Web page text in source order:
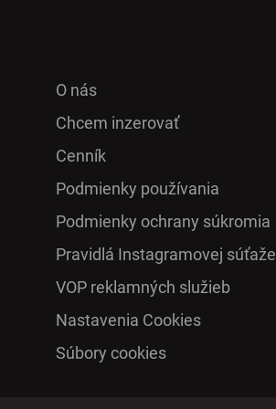
O nás
Chcem inzerovať
Cenník
Podmienky používania
Podmienky ochrany súkromia
Pra­vidlá Ins­ta­gra­mo­vej sú­ťaže
VOP reklamných služieb
Nastavenia Cookies
Súbory cookies